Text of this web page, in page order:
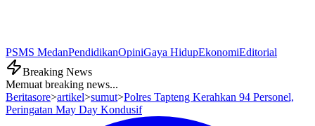
PSMS MedanPendidikanOpiniGaya HidupEkonomiEditorial
Breaking News
Memuat breaking news...
Beritasore>artikel>sumut>Polres Tapteng Kerahkan 94 Personel,
Peringatan May Day Kondusif